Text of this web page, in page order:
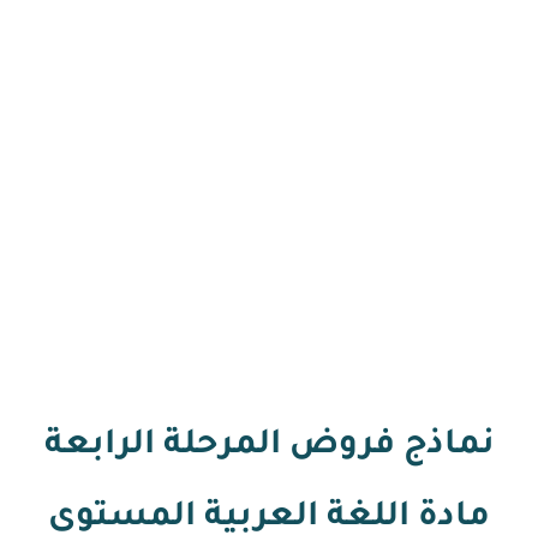
نماذج فروض المرحلة الرابعة
مادة اللغة العربية المستوى